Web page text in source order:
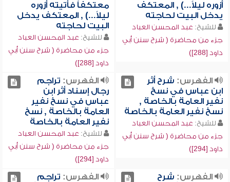
أزوره ليلاً...) , المعتكف
يدخل البيت لحاجته
للشيخ: عبد المحسن العباد
جزء من محاضرة ( شرح سنن أبي
داود [288])
معتكفاً فأتيته أزوره
ليلاً...) , المعتكف يدخل
البيت لحاجته
للشيخ: عبد المحسن العباد
جزء من محاضرة ( شرح سنن أبي
داود [288])
الفهرس: شرح أثر
ابن عباس في نسخ
نفير العامة بالخاصة ,
نسخ نفير العامة بالخاصة
للشيخ: عبد المحسن العباد
جزء من محاضرة ( شرح سنن أبي
داود [294])
الفهرس: تراجم
رجال إسناد أثر ابن
عباس في نسخ نفير
العامة بالخاصة , نسخ
نفير العامة بالخاصة
للشيخ: عبد المحسن العباد
جزء من محاضرة ( شرح سنن أبي
داود [294])
الفهرس: شرح
الفهرس: تراجم